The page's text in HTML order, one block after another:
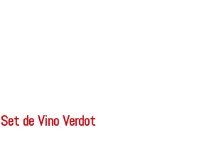
Set de Vino Verdot